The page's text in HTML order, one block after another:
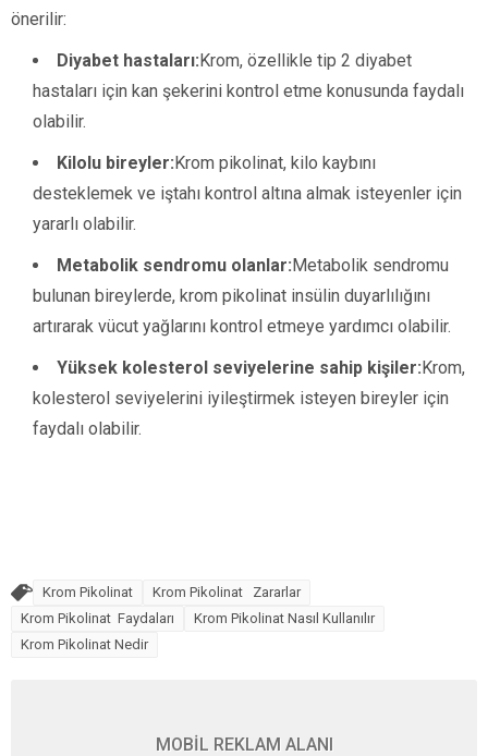
önerilir:
Diyabet hastaları:Krom, özellikle tip 2 diyabet
hastaları için kan şekerini kontrol etme konusunda faydalı
olabilir.
Kilolu bireyler:Krom pikolinat, kilo kaybını
desteklemek ve iştahı kontrol altına almak isteyenler için
yararlı olabilir.
Metabolik sendromu olanlar:Metabolik sendromu
bulunan bireylerde, krom pikolinat insülin duyarlılığını
artırarak vücut yağlarını kontrol etmeye yardımcı olabilir.
Yüksek kolesterol seviyelerine sahip kişiler:Krom,
kolesterol seviyelerini iyileştirmek isteyen bireyler için
faydalı olabilir.
Krom Pikolinat
Krom Pikolinat Zararlar
Krom Pikolinat Faydaları
Krom Pikolinat Nasıl Kullanılır
Krom Pikolinat Nedir
MOBİL REKLAM ALANI